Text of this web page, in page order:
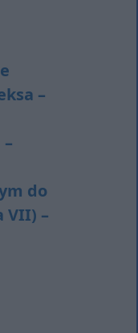
–
do
VII) –